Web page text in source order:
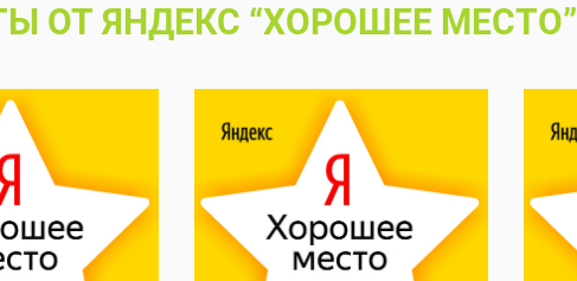
ОТ ЯНДЕКС “ХОРОШЕЕ МЕСТО”